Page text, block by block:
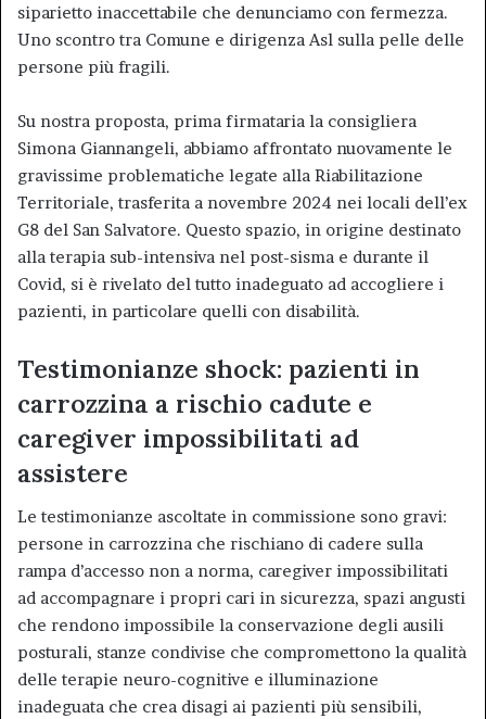
siparietto inaccettabile che denunciamo con fermezza.
Uno scontro tra Comune e dirigenza Asl sulla pelle delle
persone più fragili.
Su nostra proposta, prima firmataria la consigliera
Simona Giannangeli, abbiamo affrontato nuovamente le
gravissime problematiche legate alla Riabilitazione
Territoriale, trasferita a novembre 2024 nei locali dell’ex
G8 del San Salvatore. Questo spazio, in origine destinato
alla terapia sub-intensiva nel post-sisma e durante il
Covid, si è rivelato del tutto inadeguato ad accogliere i
pazienti, in particolare quelli con disabilità.
Testimonianze shock: pazienti in
carrozzina a rischio cadute e
caregiver impossibilitati ad
assistere
Le testimonianze ascoltate in commissione sono gravi:
persone in carrozzina che rischiano di cadere sulla
rampa d’accesso non a norma, caregiver impossibilitati
ad accompagnare i propri cari in sicurezza, spazi angusti
che rendono impossibile la conservazione degli ausili
posturali, stanze condivise che compromettono la qualità
delle terapie neuro-cognitive e illuminazione
inadeguata che crea disagi ai pazienti più sensibili,